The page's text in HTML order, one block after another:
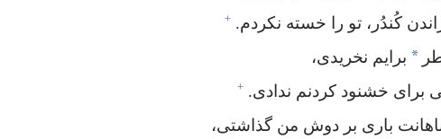
کُندُر،‏ تو را خسته نکردم.‏ +
*برایم نخریدی،‏
برای خشنود کردنم ندادی.‏ +
باری بر دوش من گذاشتی،‏